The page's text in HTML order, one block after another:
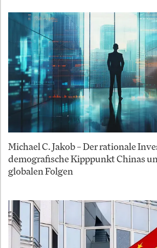
Michael C. Jakob – Der rationale
demografische Kipppunkt Chinas
globalen Folgen